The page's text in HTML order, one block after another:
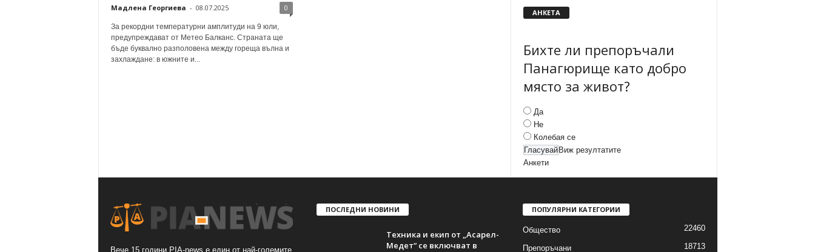
Мадлена Георгиева - 08.07.2025 0
За рекордни температурни амплитуди на 9 юли,
предупреждават от Метео Балканс. Страната ще
бъде буквално разполовена между гореща вълна и
захлаждане: в южните и...
АНКЕТА
Бихте ли препоръчали
Панагюрище като добро
място за живот?
Да
Не
Колебая се
Виж резултатите
Анкети
Вече 15 години PIA-news е един от най-големите
ПОСЛЕДНИ НОВИНИ
Техника и екип от „Асарел-
Медет“ се включват в
ПОПУЛЯРНИ КАТЕГОРИИ
Общество 22460
Препоръчани 18713